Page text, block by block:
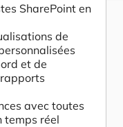
SharePoint en
de
et de
avec toutes
temps réel